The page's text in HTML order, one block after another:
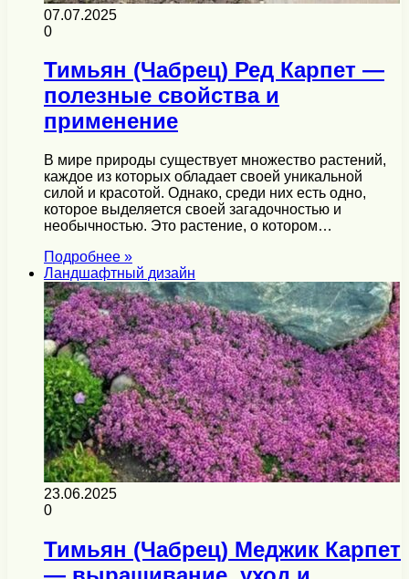
07.07.2025
0
Тимьян (Чабрец) Ред Карпет —
полезные свойства и
применение
В мире природы существует множество растений,
каждое из которых обладает своей уникальной
силой и красотой. Однако, среди них есть одно,
которое выделяется своей загадочностью и
необычностью. Это растение, о котором…
Подробнее »
Ландшафтный дизайн
23.06.2025
0
Тимьян (Чабрец) Меджик Карпет